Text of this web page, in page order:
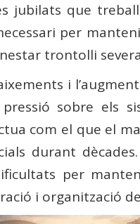
jubilats que
per
trontolli
i
sobre els
com el que el
durant
per
i organització